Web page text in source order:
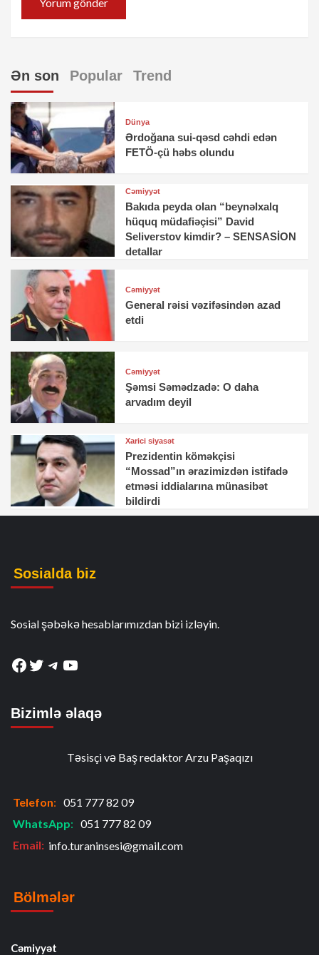
Ən son Popular Trend
Dünya
Ərdoğana sui-qəsd cəhdi edən
FETÖ-çü həbs olundu
Cəmiyyət
Bakıda peyda olan “beynəlxalq
hüquq müdafiəçisi” David
Seliverstov kimdir? – SENSASİON
detallar
Cəmiyyət
General rəisi vəzifəsindən azad
etdi
Cəmiyyət
Şəmsi Səmədzadə: O daha
arvadım deyil
Xarici siyasət
Prezidentin köməkçisi
“Mossad”ın ərazimizdən istifadə
etməsi iddialarına münasibət
bildirdi
Sosialda biz
Sosial şəbəkə hesablarımızdan bizi izləyin.
Facebook
Twitter
Telegram
YouTube
Bizimlə əlaqə
Təsisçi və Baş redaktor Arzu Paşaqızı
Telefon: 051 777 82 09
WhatsApp: 051 777 82 09
Email: info.turaninsesi@gmail.com
Bölmələr
Cəmiyyət